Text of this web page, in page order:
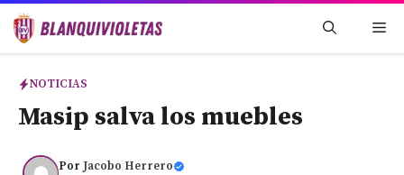
Saltar
NOTICIAS
Masip salva los muebles
Por Jacobo Herrero